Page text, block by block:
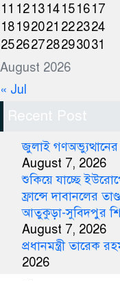
August 2026
11 121314151617
18192021 222324
25262728293031
« Jul
Recent Post
জুলাই গণঅভ্যুত্থানের
August 7, 2026
শুকিয়ে যাচ্ছে
ফ্রান্সে দাবানলের
আতুকুড়া-সুবিদপুর
August 7, 2026
প্রধানমন্ত্রী তারেক
2026